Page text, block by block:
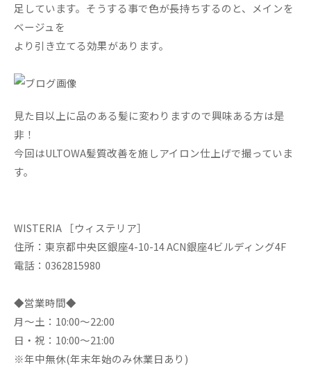
足しています。そうする事で色が長持ちするのと、メインを
ベージュを
より引き立てる効果があります。
見た目以上に品のある髪に変わりますので興味ある方は是
非！
今回はULTOWA髪質改善を施しアイロン仕上げで撮っていま
す。
WISTERIA ［ウィステリア］
住所：東京都中央区銀座4-10-14 ACN銀座4ビルディング4F
電話：0362815980
◆営業時間◆
月～土：10:00～22:00
日・祝：10:00～21:00
※年中無休(年末年始のみ休業日あり)